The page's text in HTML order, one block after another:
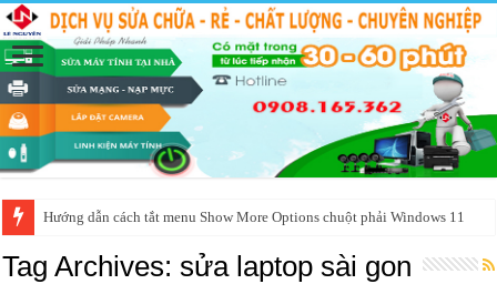
Hướng dẫn cách tắt menu Show More Options chuột phải Windows 11
Tag Archives:sửa laptop sài gon